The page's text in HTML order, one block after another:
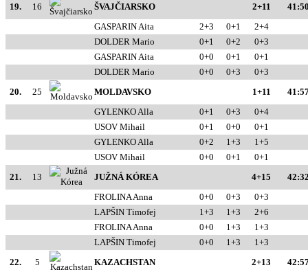
19.
16 ŠVAJČIARSKO 2+11
GASPARIN Aita
2+3 0+1
2+4
DOLDER Mario
0+1 0+2
0+3
GASPARIN Aita
0+0 0+1
0+1
DOLDER Mario
0+0 0+3
0+3
20.
25 MOLDAVSKO 1+11
GYLENKO Alla
0+1 0+3
0+4
USOV Mihail
0+1 0+0
0+1
GYLENKO Alla
0+2 1+3
1+5
USOV Mihail
0+0 0+1
0+1
21.
13 JUŽNÁ KÓREA 4+15
FROLINA Anna
0+0 0+3
0+3
LAPŠIN Timofej
1+3 1+3
2+6
FROLINA Anna
0+0 1+3
1+3
LAPŠIN Timofej
0+0 1+3
1+3
22.
5 KAZACHSTAN 2+13